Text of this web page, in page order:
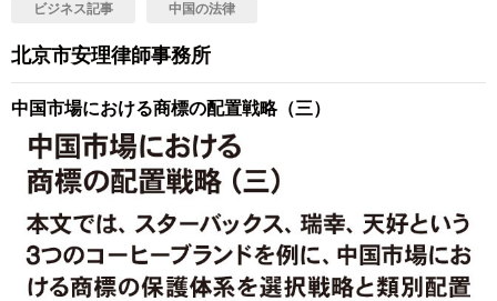
ビジネス記事 中国の法律
北京市安理律師事務所
中国市場における商標の配置戦略（三）